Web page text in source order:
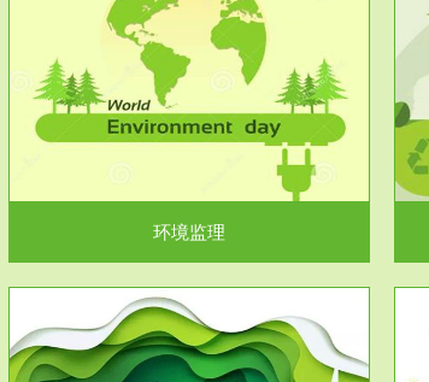
环境监理
服务范围
VOCs在线监测
根据《重点区域大气污染防治“十二五”规划》有
机废气净化率达...
服务范围